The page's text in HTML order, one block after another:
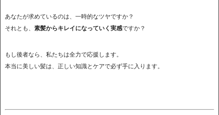
あなたが求めているのは、一時的なツヤですか？
それとも、 素髪からキレイになっていく実感ですか？
もし後者なら、私たちは全力で応援します。
本当に美しい髪は、正しい知識とケアで必ず手に入ります。